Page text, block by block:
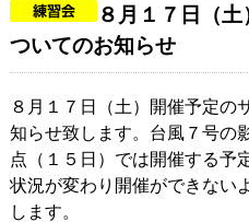
試合結果
チーム紹介
選手・スタッフ紹介
スケジュール
フォトアルバム
８月１７日（
ついてのお知らせ
８月１７日（土）開催予定の
知らせ致します。台風７号の
点（１５日）では開催する予
状況が変わり開催ができない
します。